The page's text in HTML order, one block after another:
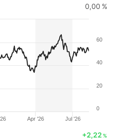
0,00 %
Apr '26 Jul '26
0
20
40
60
+2,22%